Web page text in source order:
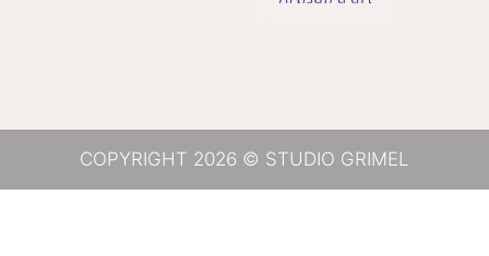
COPYRIGHT 2026 © STUDIO GRIMEL